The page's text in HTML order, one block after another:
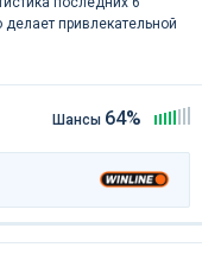
привлекательной
Шансы 64%